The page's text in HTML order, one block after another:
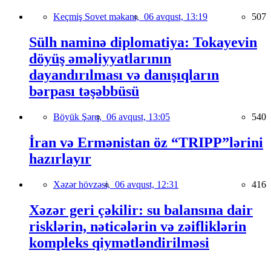
Keçmiş Sovet məkanı, 06 avqust, 13:19 507
Sülh naminə diplomatiya: Tokayevin
döyüş əməliyyatlarının
dayandırılması və danışıqların
bərpası təşəbbüsü
Böyük Şərq, 06 avqust, 13:05 540
İran və Ermənistan öz “TRIPP”lərini
hazırlayır
Xəzər hövzəsi, 06 avqust, 12:31 416
Xəzər geri çəkilir: su balansına dair
risklərin, nəticələrin və zəifliklərin
kompleks qiymətləndirilməsi